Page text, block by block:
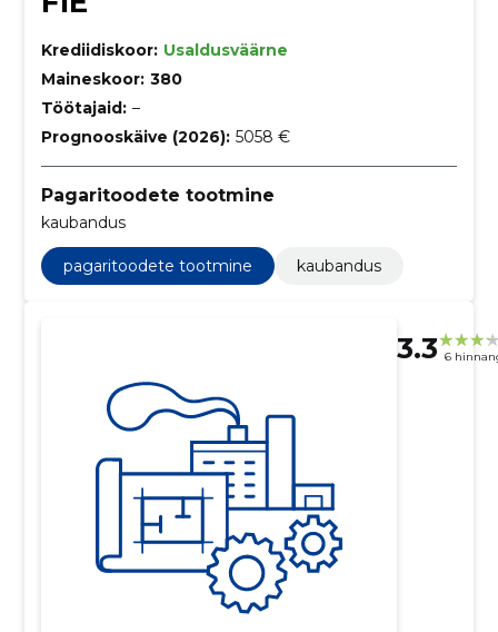
Krediidiskoor: Usaldusväärne
Maineskoor: 380
Töötajaid: –
Prognooskäive (2026): 5058 €
Pagaritoodete tootmine
kaubandus
pagaritoodete tootmine kaubandus
3.3 6